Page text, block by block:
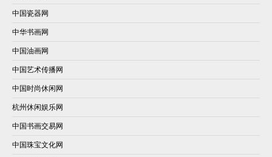
中国瓷器网
中华书画网
中国油画网
中国艺术传播网
中国时尚休闲网
杭州休闲娱乐网
中国书画交易网
中国珠宝文化网